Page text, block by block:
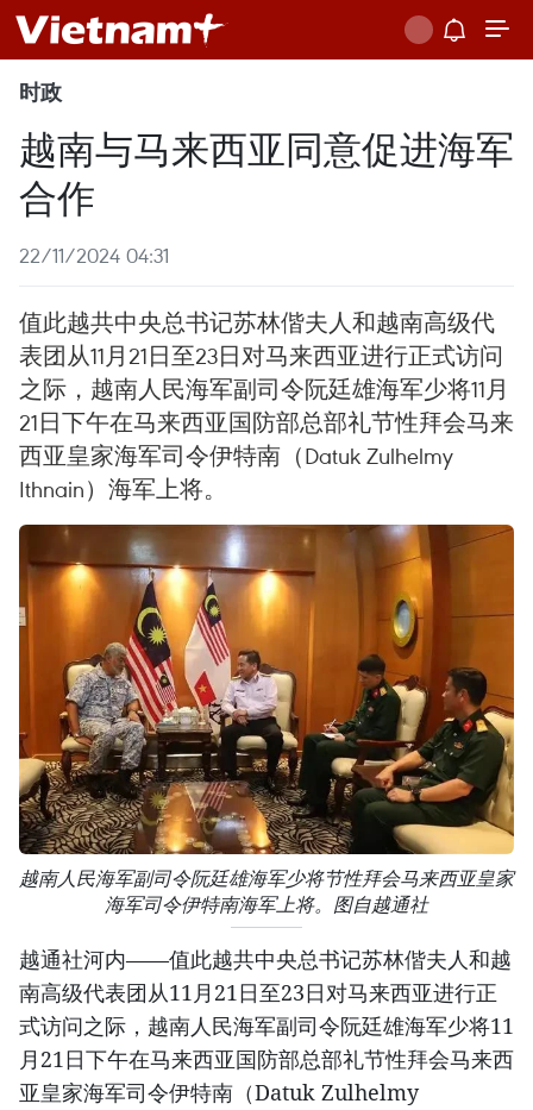
时政
越南与马来西亚同意促进海军
合作
22/11/2024 04:31
值此越共中央总书记苏林偕夫人和越南高级代
表团从11月21日至23日对马来西亚进行正式访问
之际，越南人民海军副司令阮廷雄海军少将11月
21日下午在马来西亚国防部总部礼节性拜会马来
西亚皇家海军司令伊特南（Datuk Zulhelmy
Ithnain）海军上将。
越南人民海军副司令阮廷雄海军少将节性拜会马来西亚皇家
海军司令伊特南海军上将。图自越通社
越通社河内——值此越共中央总书记苏林偕夫人和越
南高级代表团从11月21日至23日对马来西亚进行正
式访问之际，越南人民海军副司令阮廷雄海军少将11
月21日下午在马来西亚国防部总部礼节性拜会马来西
亚皇家海军司令伊特南（Datuk Zulhelmy